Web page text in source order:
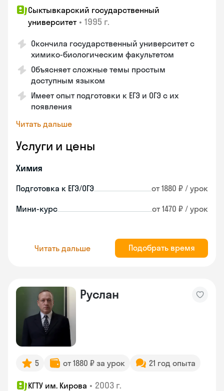
Сыктывкарский государственный
университет • 1995 г.
Окончила государственный университет с
химико-биологическим факультетом
Объясняет сложные темы простым
доступным языком
Имеет опыт подготовки к ЕГЭ и ОГЭ с их
появления
Читать дальше
Услуги и цены
Химия
Подготовка к ЕГЭ/ОГЭ от 1880 ₽ / урок
Мини-курс от 1470 ₽ / урок
Читать дальше Подобрать время
Руслан
5 от 1880 ₽ за урок 21 год опыта
КГТУ им. Кирова • 2003 г.